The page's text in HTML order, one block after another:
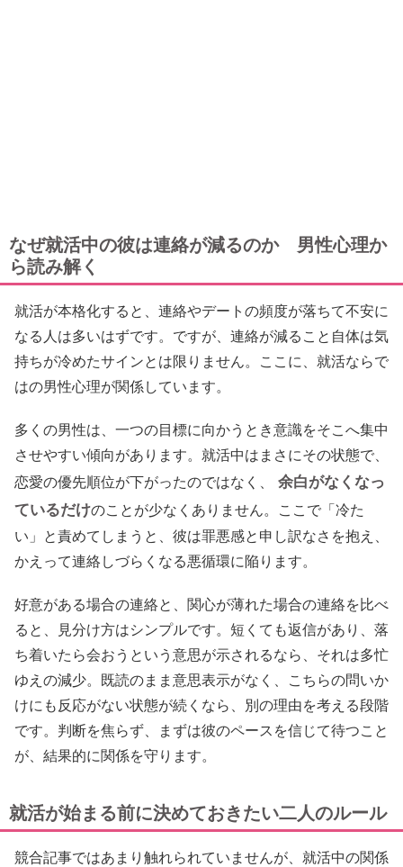
なぜ就活中の彼は連絡が減るのか 男性心理か
ら読み解く
就活が本格化すると、連絡やデートの頻度が落ちて不安に
なる人は多いはずです。ですが、連絡が減ること自体は気
持ちが冷めたサインとは限りません。ここに、就活ならで
はの男性心理が関係しています。
多くの男性は、一つの目標に向かうとき意識をそこへ集中
させやすい傾向があります。就活中はまさにその状態で、
恋愛の優先順位が下がったのではなく、
余白がなくなっ
ているだけのことが少なくありません。ここで「冷た
い」と責めてしまうと、彼は罪悪感と申し訳なさを抱え、
かえって連絡しづらくなる悪循環に陥ります。
好意がある場合の連絡と、関心が薄れた場合の連絡を比べ
ると、見分け方はシンプルです。短くても返信があり、落
ち着いたら会おうという意思が示されるなら、それは多忙
ゆえの減少。既読のまま意思表示がなく、こちらの問いか
けにも反応がない状態が続くなら、別の理由を考える段階
です。判断を焦らず、まずは彼のペースを信じて待つこと
が、結果的に関係を守ります。
就活が始まる前に決めておきたい二人のルール
競合記事ではあまり触れられていませんが、就活中の関係